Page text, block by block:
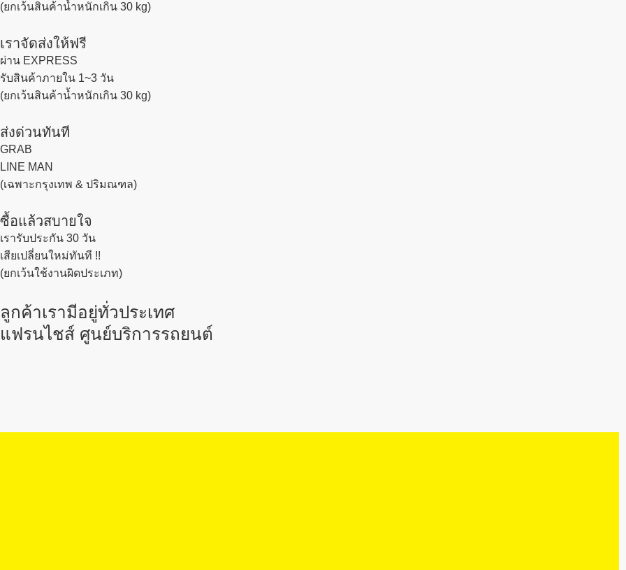
(ยกเว้นสินค้าน้ำหนักเกิน 30 kg)
เราจัดส่งให้ฟรี
ผ่าน EXPRESS
รับสินค้าภายใน 1~3 วัน
(ยกเว้นสินค้าน้ำหนักเกิน 30 kg)
ส่งด่วนทันที
GRAB
LINE MAN
(เฉพาะกรุงเทพ & ปริมณฑล)
ซื้อแล้วสบายใจ
เรารับประกัน 30 วัน
เสียเปลี่ยนใหม่ทันที !!
(ยกเว้นใช้งานผิดประเภท)
ลูกค้าเรามีอยู่ทั่วประเทศ
แฟรนไชส์ ศูนย์บริการรถยนต์